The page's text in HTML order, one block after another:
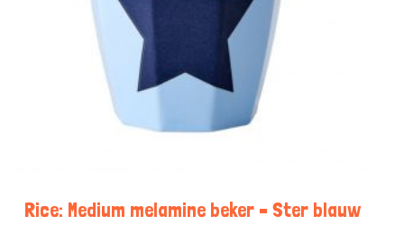
Rice: Medium melamine beker – Ster blauw